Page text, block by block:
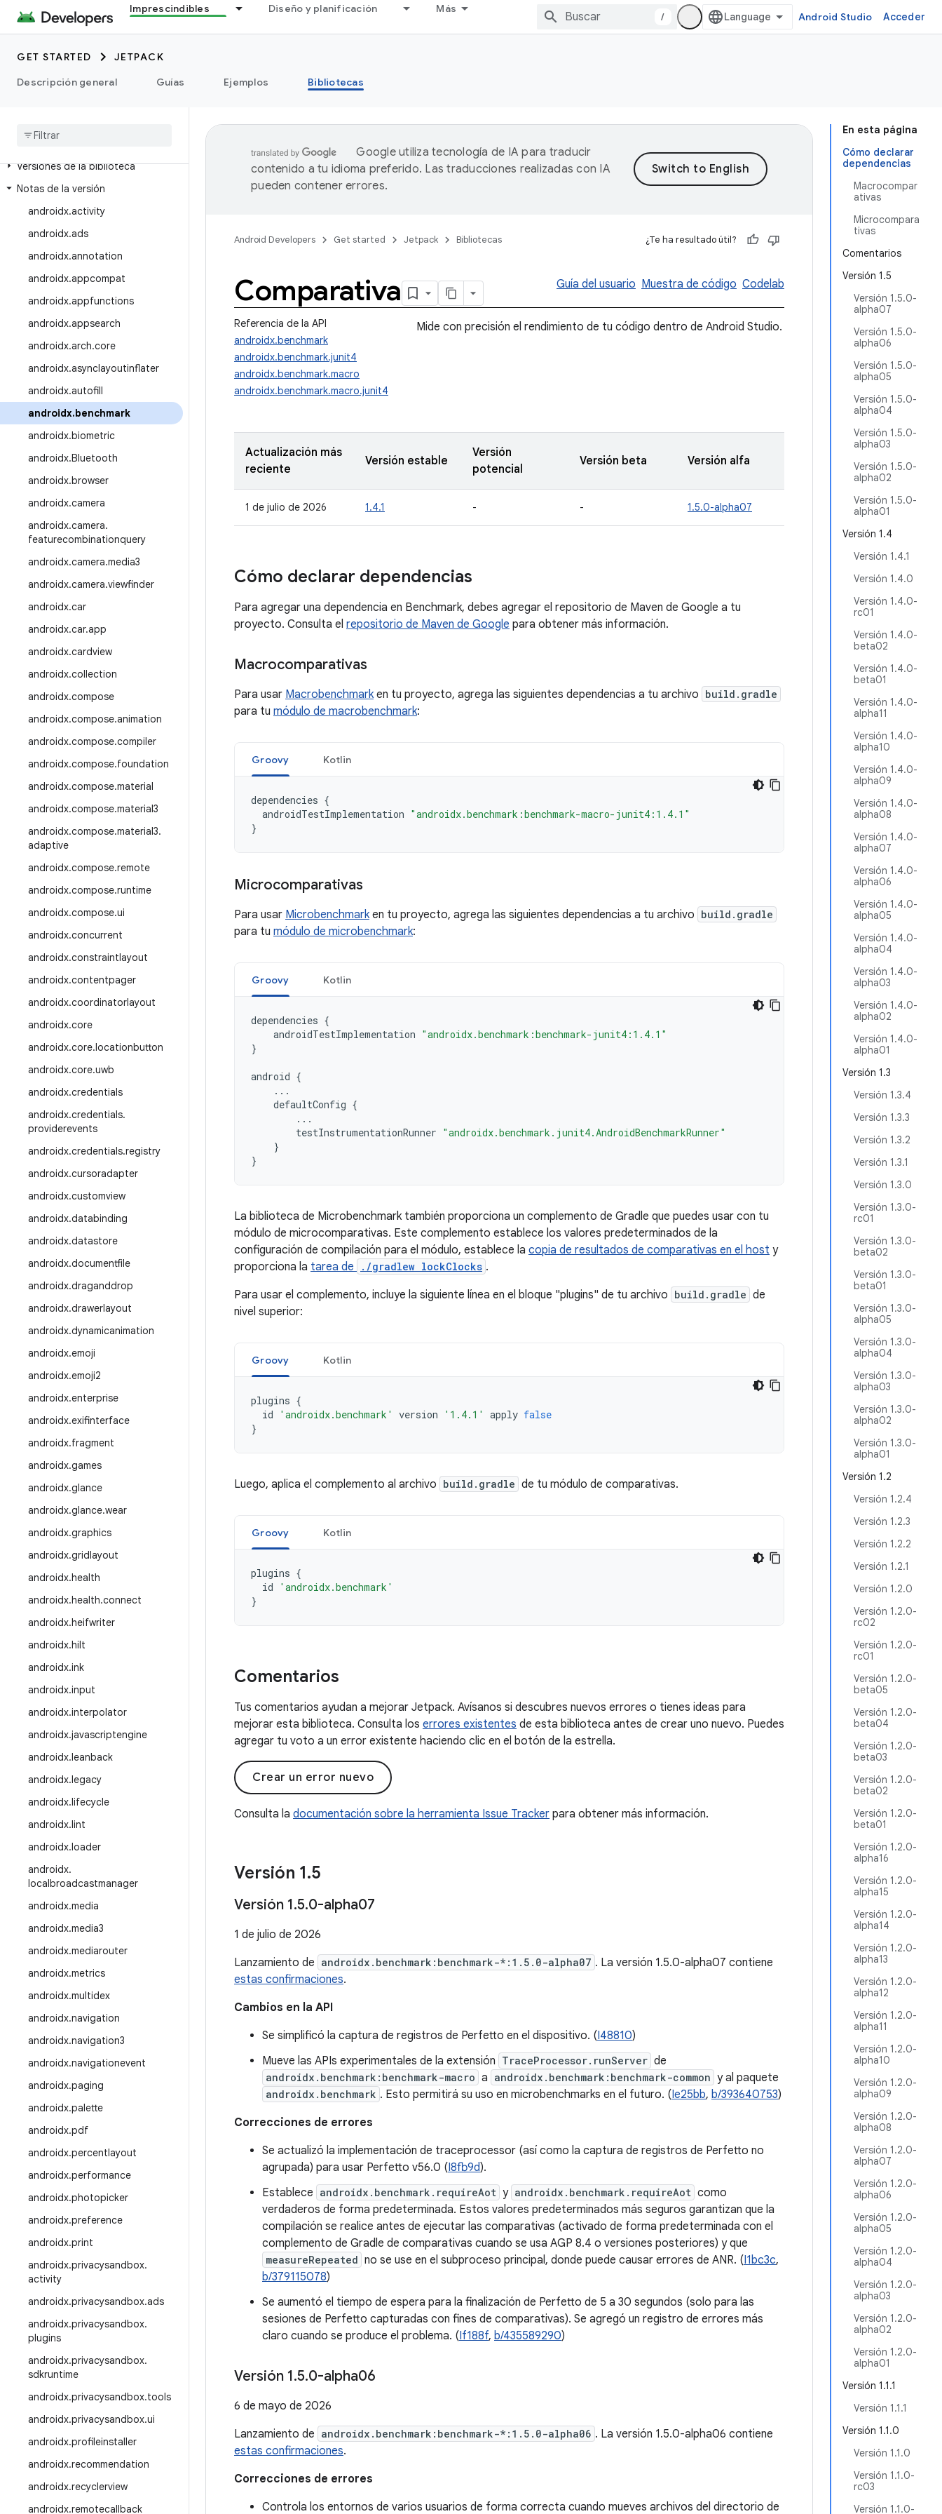
Imprescindibles Diseño y planificación Más
/ Android Studio Acceder
GET STARTED
JETPACK
Descripción general
Guías Ejemplos Bibliotecas
Versiones de la biblioteca
Notas de la versión
androidx.activity
androidx.ads
androidx.annotation
androidx.appcompat
androidx.appfunctions
androidx.appsearch
androidx.arch.core
androidx.asynclayoutinflater
androidx.autofill
androidx.benchmark
androidx.biometric
androidx.Bluetooth
androidx.browser
androidx.camera
androidx.camera.
featurecombinationquery
androidx.camera.media3
androidx.camera.viewfinder
androidx.car
androidx.car.app
androidx.cardview
androidx.collection
androidx.compose
androidx.compose.animation
androidx.compose.compiler
androidx.compose.foundation
androidx.compose.material
androidx.compose.material3
androidx.compose.material3.
adaptive
androidx.compose.remote
androidx.compose.runtime
androidx.compose.ui
androidx.concurrent
androidx.constraintlayout
androidx.contentpager
androidx.coordinatorlayout
androidx.core
androidx.core.locationbutton
androidx.core.uwb
androidx.credentials
androidx.credentials.
providerevents
androidx.credentials.registry
androidx.cursoradapter
androidx.customview
androidx.databinding
androidx.datastore
androidx.documentfile
androidx.draganddrop
androidx.drawerlayout
androidx.dynamicanimation
androidx.emoji
androidx.emoji2
androidx.enterprise
androidx.exifinterface
androidx.fragment
androidx.games
androidx.glance
androidx.glance.wear
androidx.graphics
androidx.gridlayout
androidx.health
androidx.health.connect
androidx.heifwriter
androidx.hilt
androidx.ink
androidx.input
androidx.interpolator
androidx.javascriptengine
androidx.leanback
androidx.legacy
androidx.lifecycle
androidx.lint
androidx.loader
androidx.
localbroadcastmanager
androidx.media
androidx.media3
androidx.mediarouter
androidx.metrics
androidx.multidex
androidx.navigation
androidx.navigation3
androidx.navigationevent
androidx.paging
androidx.palette
androidx.pdf
androidx.percentlayout
androidx.performance
androidx.photopicker
androidx.preference
androidx.print
androidx.privacysandbox.
activity
androidx.privacysandbox.ads
androidx.privacysandbox.
plugins
androidx.privacysandbox.
sdkruntime
androidx.privacysandbox.tools
androidx.privacysandbox.ui
androidx.profileinstaller
androidx.recommendation
androidx.recyclerview
androidx.remotecallback
En esta página
Cómo declarar
dependencias
Macrocompar
ativas
Microcompara
tivas
Comentarios
Versión 1.5
Versión 1.5.0-
alpha07
Versión 1.5.0-
alpha06
Versión 1.5.0-
alpha05
Versión 1.5.0-
alpha04
Versión 1.5.0-
alpha03
Versión 1.5.0-
alpha02
Versión 1.5.0-
alpha01
Versión 1.4
Versión 1.4.1
Versión 1.4.0
Versión 1.4.0-
rc01
Versión 1.4.0-
beta02
Versión 1.4.0-
beta01
Versión 1.4.0-
alpha11
Versión 1.4.0-
alpha10
Versión 1.4.0-
alpha09
Versión 1.4.0-
alpha08
Versión 1.4.0-
alpha07
Versión 1.4.0-
alpha06
Versión 1.4.0-
alpha05
Versión 1.4.0-
alpha04
Versión 1.4.0-
alpha03
Versión 1.4.0-
alpha02
Versión 1.4.0-
alpha01
Versión 1.3
Versión 1.3.4
Versión 1.3.3
Versión 1.3.2
Versión 1.3.1
Versión 1.3.0
Versión 1.3.0-
rc01
Versión 1.3.0-
beta02
Versión 1.3.0-
beta01
Versión 1.3.0-
alpha05
Versión 1.3.0-
alpha04
Versión 1.3.0-
alpha03
Versión 1.3.0-
alpha02
Versión 1.3.0-
alpha01
Versión 1.2
Versión 1.2.4
Versión 1.2.3
Versión 1.2.2
Versión 1.2.1
Versión 1.2.0
Versión 1.2.0-
rc02
Versión 1.2.0-
rc01
Versión 1.2.0-
beta05
Versión 1.2.0-
beta04
Versión 1.2.0-
beta03
Versión 1.2.0-
beta02
Versión 1.2.0-
beta01
Versión 1.2.0-
alpha16
Versión 1.2.0-
alpha15
Versión 1.2.0-
alpha14
Versión 1.2.0-
alpha13
Versión 1.2.0-
alpha12
Versión 1.2.0-
alpha11
Versión 1.2.0-
alpha10
Versión 1.2.0-
alpha09
Versión 1.2.0-
alpha08
Versión 1.2.0-
alpha07
Versión 1.2.0-
alpha06
Versión 1.2.0-
alpha05
Versión 1.2.0-
alpha04
Versión 1.2.0-
alpha03
Versión 1.2.0-
alpha02
Versión 1.2.0-
alpha01
Versión 1.1.1
Versión 1.1.1
Versión 1.1.0
Versión 1.1.0
Versión 1.1.0-
rc03
Versión 1.1.0-
Google utiliza tecnología de IA para traducir
contenido a tu idioma preferido. Las traducciones realizadas con IA
pueden contener errores.
Android Developers Get started Jetpack Bibliotecas ¿Te ha resultado útil?
Comparativa Guía del usuario Muestra de código Codelab
Referencia de la API
androidx.benchmark
androidx.benchmark.junit4
androidx.benchmark.macro
androidx.benchmark.macro.junit4
Mide con precisión el rendimiento de tu código dentro de Android Studio.
Actualización más
reciente
Versión estable
Versión
potencial
Versión beta Versión alfa
1 de julio de 2026 1.4.1 - - 1.5.0-alpha07
Cómo declarar dependencias
Para agregar una dependencia en Benchmark, debes agregar el repositorio de Maven de Google a tu
proyecto. Consulta el repositorio de Maven de Google para obtener más información.
Macrocomparativas
Para usar Macrobenchmarken tu proyecto, agrega las siguientes dependencias a tu archivo build.gradle
para tu módulo de macrobenchmark:
Groovy Kotlin
dependencies {
androidTestImplementation "androidx.benchmark:benchmark-macro-junit4:1.4.1"
}
Microcomparativas
Para usar Microbenchmarken tu proyecto, agrega las siguientes dependencias a tu archivo build.gradle
para tu módulo de microbenchmark:
Groovy Kotlin
dependencies {
androidTestImplementation "androidx.benchmark:benchmark-junit4:1.4.1"
}
android {
...
defaultConfig {
...
testInstrumentationRunner "androidx.benchmark.junit4.AndroidBenchmarkRunner"
}
}
La biblioteca de Microbenchmark también proporciona un complemento de Gradle que puedes usar con tu
módulo de microcomparativas. Este complemento establece los valores predeterminados de la
configuración de compilación para el módulo, establece la copia de resultados de comparativas en el host y
proporciona la tarea de ./gradlew lockClocks .
Para usar el complemento, incluye la siguiente línea en el bloque "plugins" de tu archivo build.gradle de
nivel superior:
Groovy Kotlin
plugins {
id
'androidx.benchmark' version '1.4.1' apply false
}
Luego, aplica el complemento al archivo build.gradle de tu módulo de comparativas.
Groovy Kotlin
plugins {
id
'androidx.benchmark'
}
Comentarios
Tus comentarios ayudan a mejorar Jetpack. Avísanos si descubres nuevos errores o tienes ideas para
mejorar esta biblioteca. Consulta los errores existentes de esta biblioteca antes de crear uno nuevo. Puedes
agregar tu voto a un error existente haciendo clic en el botón de la estrella.
Crear un error nuevo
Consulta la documentación sobre la herramienta Issue Tracker para obtener más información.
Versión 1.5
Versión 1.5.0-alpha07
1 de julio de 2026
Lanzamiento de androidx.benchmark:benchmark-*:1.5.0-alpha07 . La versión 1.5.0-alpha07 contiene
estas confirmaciones.
Cambios en la API
Se simplificó la captura de registros de Perfetto en el dispositivo. (I48810)
Mueve las APIs experimentales de la extensión TraceProcessor.runServer de
androidx.benchmark:benchmark-macro a androidx.benchmark:benchmark-common y al paquete
androidx.benchmark . Esto permitirá su uso en microbenchmarks en el futuro. (Ie25bb, b/393640753)
Correcciones de errores
Se actualizó la implementación de traceprocessor (así como la captura de registros de Perfetto no
agrupada) para usar Perfetto v56.0 (I8fb9d).
Establece androidx.benchmark.requireAot y androidx.benchmark.requireAot como
verdaderos de forma predeterminada. Estos valores predeterminados más seguros garantizan que la
compilación se realice antes de ejecutar las comparativas (activado de forma predeterminada con el
complemento de Gradle de comparativas cuando se usa AGP 8.4 o versiones posteriores) y que
measureRepeated no se use en el subproceso principal, donde puede causar errores de ANR. (I1bc3c,
b/379115078)
Se aumentó el tiempo de espera para la finalización de Perfetto de 5 a 30 segundos (solo para las
sesiones de Perfetto capturadas con fines de comparativas). Se agregó un registro de errores más
claro cuando se produce el problema. (If188f, b/435589290)
Versión 1.5.0-alpha06
6 de mayo de 2026
Lanzamiento de androidx.benchmark:benchmark-*:1.5.0-alpha06 . La versión 1.5.0-alpha06 contiene
estas confirmaciones.
Correcciones de errores
Controla los entornos de varios usuarios de forma correcta cuando mueves archivos del directorio de